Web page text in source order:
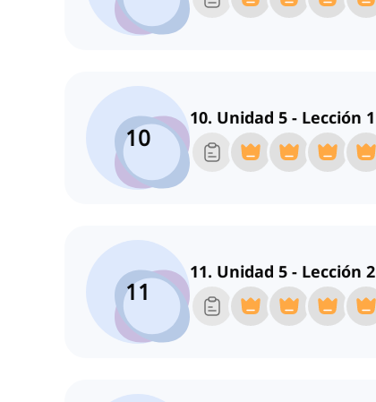
10
10. Unidad 5 - Lección 1
11
11. Unidad 5 - Lección 2